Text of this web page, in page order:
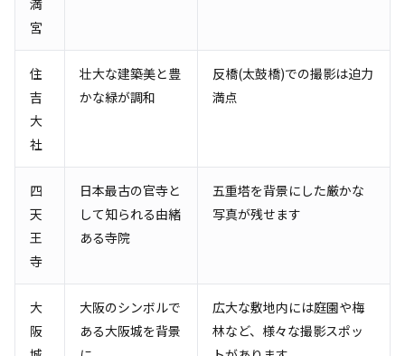
宮
住
吉
大
社
壮大な建築美と豊
かな緑が調和
反橋(太鼓橋)での撮影は迫力
満点
四
天
王
寺
日本最古の官寺と
して知られる由緒
ある寺院
五重塔を背景にした厳かな
写真が残せます
大
阪
大阪のシンボルで
ある大阪城を背景
広大な敷地内には庭園や梅
林など、様々な撮影スポッ